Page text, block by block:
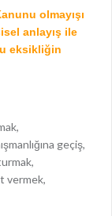
olmayışı
anlayış ile
u eksikliğin
geçiş,
vermek,